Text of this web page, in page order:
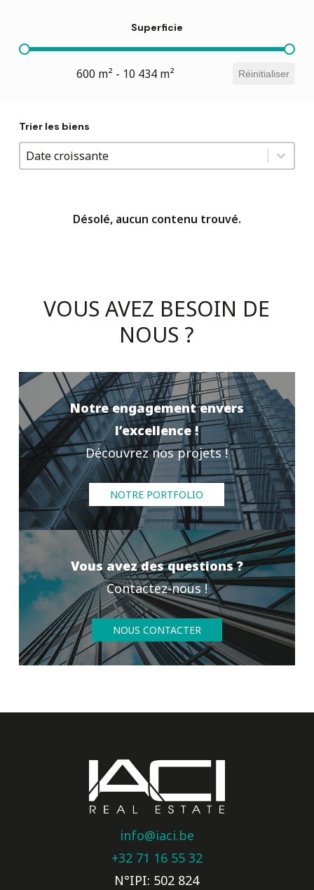
Superficie
Superficie
600 m² - 10 434 m² Réinitialiser
Trier les biens
Trier les biens
Trier les biens
Date croissante
Trier les biens
Désolé, aucun contenu trouvé.
VOUS AVEZ BESOIN DE
NOUS ?
Notre engagement envers
l’excellence !
Découvrez nos projets !
NOTRE PORTFOLIO
Vous avez des questions ?
Contactez-nous !
NOUS CONTACTER
info@iaci.be
+32 71 16 55 32
N°IPI: 502 824